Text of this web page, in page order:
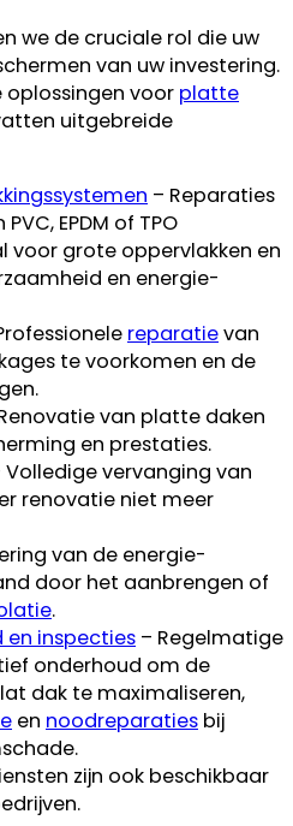
we de cruciale rol die uw
van uw investering.
voor platte
uitgebreide
– Reparaties
EPDM of TPO
voor grote oppervlakken en
en energie-
reparatievan
te voorkomen en de
van platte daken
en prestaties.
Volledige vervanging van
renovatie niet meer
van de energie-
door het aanbrengen of
.
en inspecties – Regelmatige
onderhoud om de
dak te maximaliseren,
en noodreparaties bij
zijn ook beschikbaar